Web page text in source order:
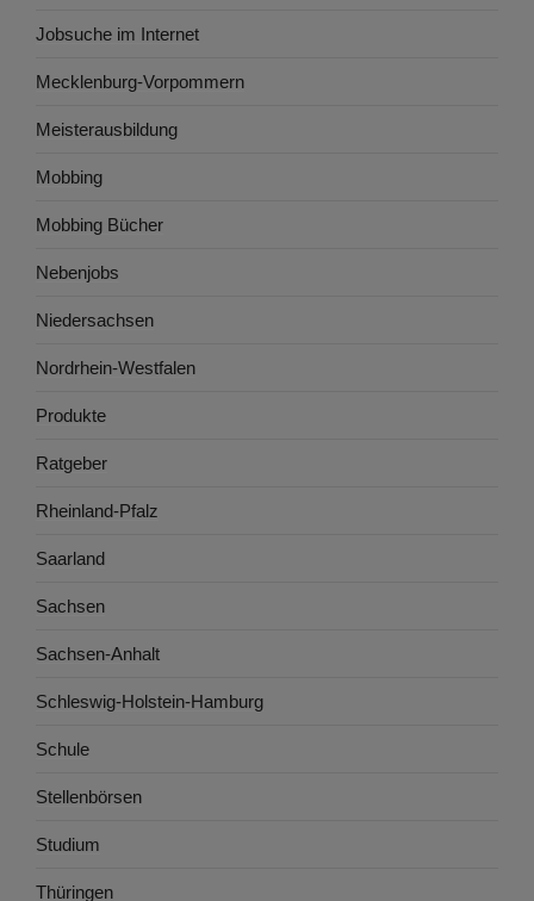
Jobsuche im Internet
Mecklenburg-Vorpommern
Meisterausbildung
Mobbing
Mobbing Bücher
Nebenjobs
Niedersachsen
Nordrhein-Westfalen
Produkte
Ratgeber
Rheinland-Pfalz
Saarland
Sachsen
Sachsen-Anhalt
Schleswig-Holstein-Hamburg
Schule
Stellenbörsen
Studium
Thüringen